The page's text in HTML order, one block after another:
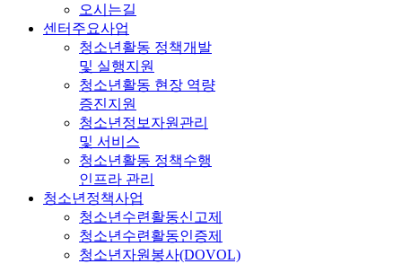
오시는길
센터주요사업
청소년활동 정책개발
및 실행지원
청소년활동 현장 역량
증진지원
청소년정보자원관리
및 서비스
청소년활동 정책수행
인프라 관리
청소년정책사업
청소년수련활동신고제
청소년수련활동인증제
청소년자원봉사(DOVOL)